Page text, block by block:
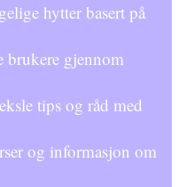
hytter basert på
brukere gjennom
tips og råd med
og informasjon om